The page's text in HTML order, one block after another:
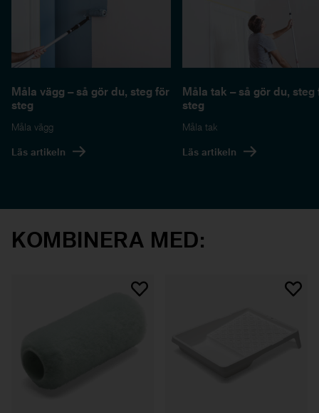
Måla vägg – så gör du, steg för
steg
Måla vägg
Läs artikeln
Måla tak – så gör du, steg
steg
Måla tak
Läs artikeln
KOMBINERA MED: